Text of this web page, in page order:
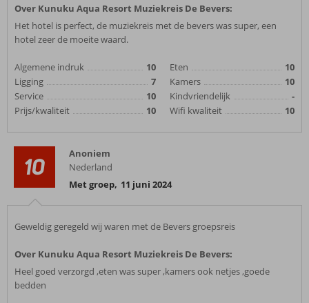
Over Kunuku Aqua Resort Muziekreis De Bevers:
Het hotel is perfect, de muziekreis met de bevers was super, een
hotel zeer de moeite waard.
Algemene indruk
10
Ligging
7
Service
10
Prijs/kwaliteit
10
Eten
10
Kamers
10
Kindvriendelijk
-
Wifi kwaliteit
10
10
Anoniem
Nederland
Met groep, 11 juni 2024
Geweldig geregeld wij waren met de Bevers groepsreis
Over Kunuku Aqua Resort Muziekreis De Bevers:
Heel goed verzorgd ,eten was super ,kamers ook netjes ,goede
bedden